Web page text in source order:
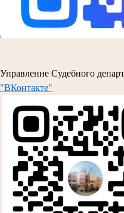
Управление Судебного
"ВКонтакте"